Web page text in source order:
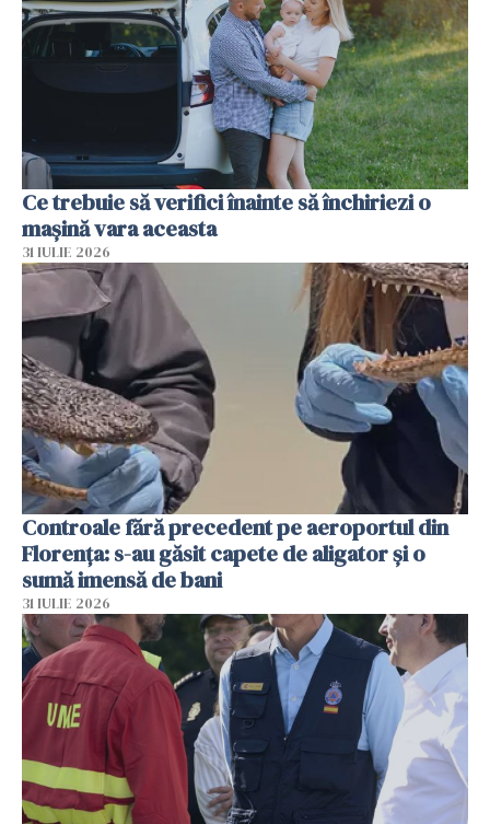
Ce trebuie să verifici înainte să închiriezi o
mașină vara aceasta
31 IULIE 2026
Controale fără precedent pe aeroportul din
Florența: s-au găsit capete de aligator și o
sumă imensă de bani
31 IULIE 2026